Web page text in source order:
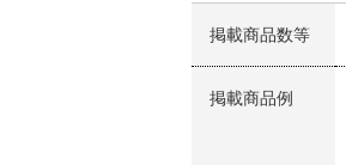
掲載商品数等
掲載商品例